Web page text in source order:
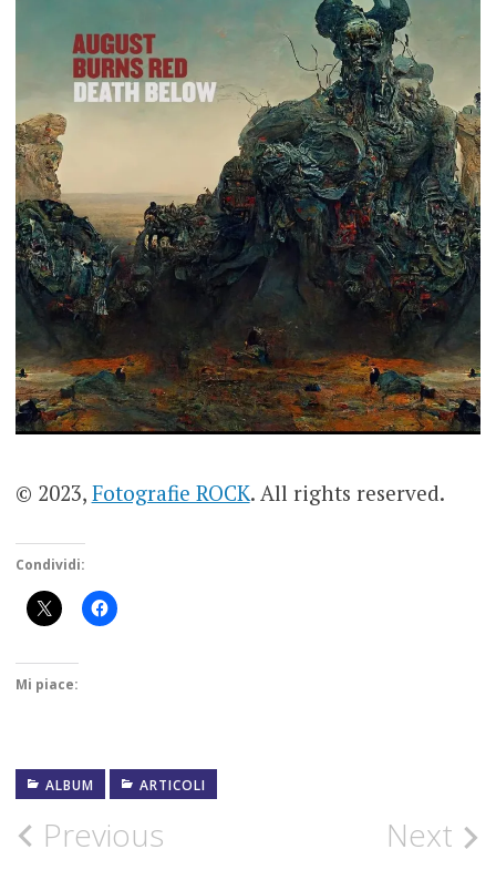
© 2023, Fotografie ROCK. All rights reserved.
Condividi:
Mi piace:
ALBUM
ARTICOLI
ALBUM
BEST
Post
Previous Next